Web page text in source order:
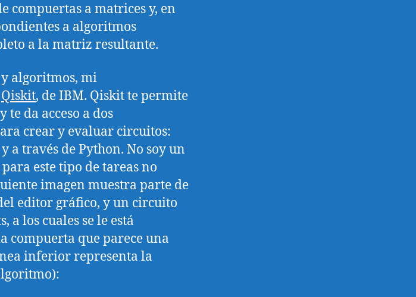
compuertas a matrices y, en
a algoritmos
a la matriz resultante.
algoritmos, mi
Qiskit, de IBM. Qiskit te permite
da acceso a dos
crear y evaluar circuitos:
a través de Python. No soy un
este tipo de tareas no
imagen muestra parte de
editor gráfico, y un circuito
a los cuales se le está
compuerta que parece una
inferior representa la